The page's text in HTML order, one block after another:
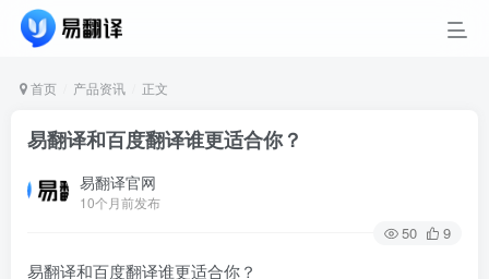
首页 产品资讯 正文
易翻译和百度翻译谁更适合你？
易翻译官网
10个月前发布
50 9
易翻译和百度翻译谁更适合你？